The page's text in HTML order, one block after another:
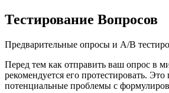
Тестирование Вопросов
Предварительные опросы и A/B
Перед тем как отправить ваш опрос в
рекомендуется его протестировать.
потенциальные проблемы с